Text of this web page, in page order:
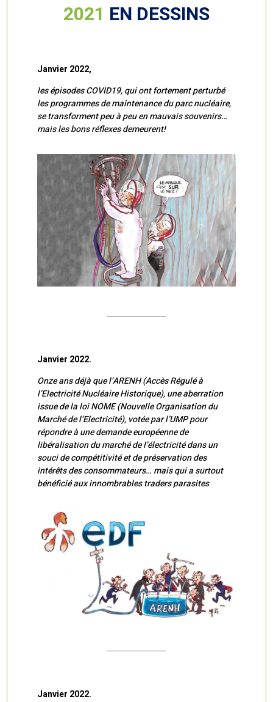
2021 EN DESSINS
Janvier 2022,
les épisodes COVID19, qui ont fortement perturbé
les programmes de maintenance du parc nucléaire,
se transforment peu à peu en mauvais souvenirs…
mais les bons réflexes demeurent!
Janvier 2022.
Onze ans déjà que l’ARENH (Accès Régulé à
l’Electricité Nucléaire Historique), une aberration
issue de la loi NOME (Nouvelle Organisation du
Marché de l’Electricité), votée par l’UMP pour
répondre à une demande européenne de
libéralisation du marché de l’électricité dans un
souci de compétitivité et de préservation des
intérêts des consommateurs… mais qui a surtout
bénéficié aux innombrables traders parasites
Janvier 2022.